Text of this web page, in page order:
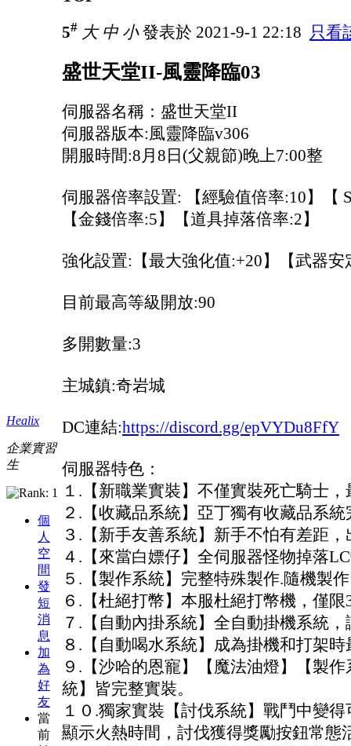
Healix
企業實習
生
個
人
空
間
發
短
消
息
加
為
好
友
當
前
5# 大 中 小發表於 2021-9-1 22:18 只看
盛世天堂II-風靈降臨03
伺服器名稱：盛世天堂II
伺服器版本:風靈降臨v306
開服時間:8月8日(父親節)晚上7:00整
伺服器倍率設置: 【經驗值倍率:10】【
【金錢倍率:5】【道具掉落倍率:2】
強化設置:【最大強化值:+20】【武器
目前最高等級開放:90
多開數量:3
主城鎮:奇岩城
DC連結:https://discord.gg/epVYDu8FfY
伺服器特色：
１.【新職業實裝】不僅實裝死亡騎士
２.【收藏品系統】亞丁獨有收藏品系
３.【新手友善系統】新手不怕有差距
４.【來當白嫖仔】全伺服器怪物掉落
５.【製作系統】完整特殊製作.隨機製
６.【杜絕打幣】本服杜絕打幣機，僅
７.【自動內掛系統】全自動掛機系統
８.【自動喝水系統】成為掛機和打架
９.【沙哈的恩寵】【魔法油燈】【製
統】皆完整實裝。
１０.獨家實裝【討伐系統】戰鬥中變
顯示火熱時間，討伐獲得獎勵按鈕常態